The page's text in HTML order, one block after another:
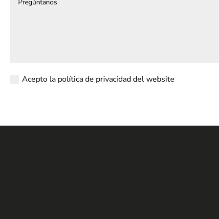
Acepto la política de privacidad del website